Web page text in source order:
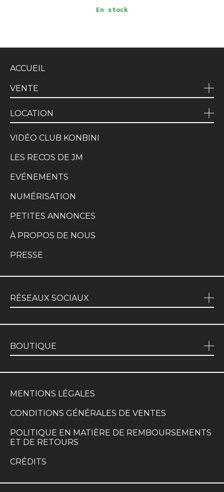
En stock
ACCUEIL
VENTE
LOCATION
VIDÉO CLUB KONBINI
LES RECOS DE JM
EVÉNEMENTS
NUMÉRISATION
PETITES ANNONCES
À PROPOS DE NOUS
PRESSE
RÉSEAUX SOCIAUX
BOUTIQUE
MENTIONS LÉGALES
CONDITIONS GÉNÉRALES DE VENTES
POLITIQUE EN MATIÈRE DE REMBOURSEMENTS
ET DE RETOURS
CRÉDITS